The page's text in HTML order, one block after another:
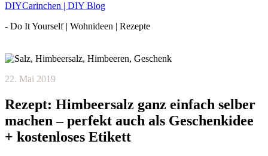
DIYCarinchen | DIY Blog
- Do It Yourself | Wohnideen | Rezepte
22. Mai 2019
Rezept: Himbeersalz ganz einfach selber
machen – perfekt auch als Geschenkidee
+ kostenloses Etikett